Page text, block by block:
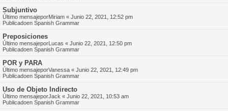
Subjuntivo
Último mensajeporMiriam « Junio 22, 2021, 12:52 pm
Publicadoen Spanish Grammar
Preposiciones
Último mensajeporLucas « Junio 22, 2021, 12:50 pm
Publicadoen Spanish Grammar
POR y PARA
Último mensajeporVanessa « Junio 22, 2021, 12:49 pm
Publicadoen Spanish Grammar
Uso de Objeto Indirecto
Último mensajeporJack « Junio 22, 2021, 10:53 am
Publicadoen Spanish Grammar